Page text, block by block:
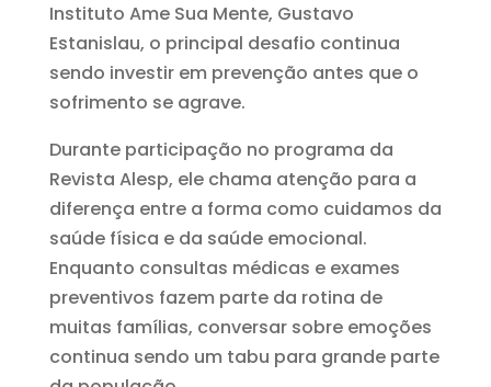
Instituto Ame Sua Mente, Gustavo
Estanislau, o principal desafio continua
sendo investir em prevenção antes que o
sofrimento se agrave.
Durante participação no programa da
Revista Alesp, ele chama atenção para a
diferença entre a forma como cuidamos da
saúde física e da saúde emocional.
Enquanto consultas médicas e exames
preventivos fazem parte da rotina de
muitas famílias, conversar sobre emoções
continua sendo um tabu para grande parte